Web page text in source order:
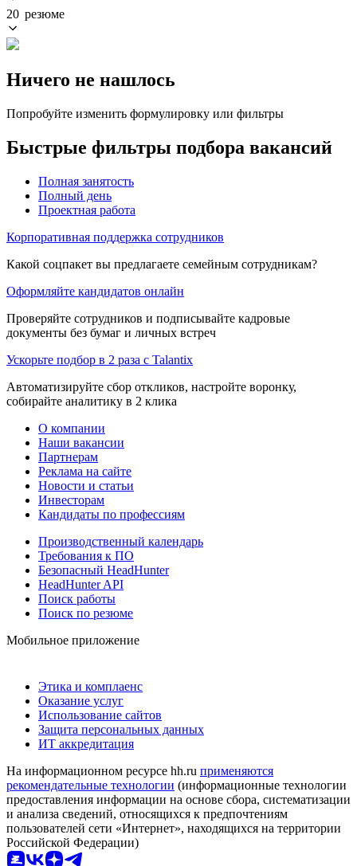
20 резюме
Ничего не нашлось
Попробуйте изменить формулировку или фильтры
Быстрые фильтры подбора вакансий
Полная занятость
Полный день
Проектная работа
Корпоративная поддержка сотрудников
Какой соцпакет вы предлагаете семейным сотрудникам?
Оформляйте кандидатов онлайн
Проверяйте сотрудников и подписывайте кадровые
документы без бумаг и личных встреч
Ускорьте подбор в 2 раза с Talantix
Автоматизируйте сбор откликов, настройте воронку,
собирайте аналитику в 2 клика
О компании
Наши вакансии
Партнерам
Реклама на сайте
Новости и статьи
Инвесторам
Кандидаты по профессиям
Производственный календарь
Требования к ПО
Безопасный HeadHunter
HeadHunter API
Поиск работы
Поиск по резюме
Мобильное приложение
Этика и комплаенс
Оказание услуг
Использование сайтов
Защита персональных данных
ИТ аккредитация
На информационном ресурсе hh.ru применяются
рекомендательные технологии (информационные технологии
предоставления информации на основе сбора, систематизации
и анализа сведений, относящихся к предпочтениям
пользователей сети «Интернет», находящихся на территории
Российской Федерации)